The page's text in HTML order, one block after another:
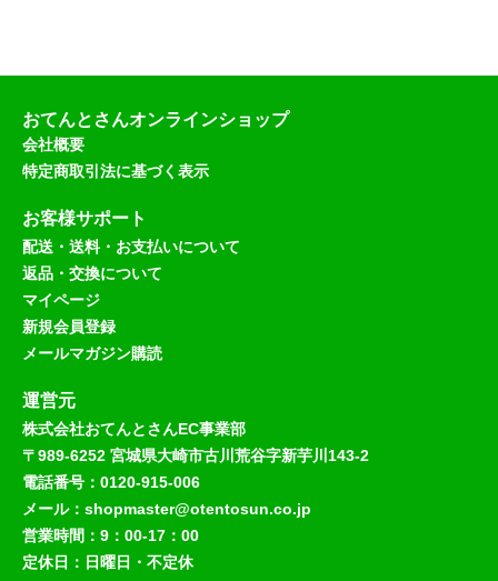
おてんとさんオンラインショップ
会社概要
特定商取引法に基づく表示
お客様サポート
配送・送料・お支払いについて
返品・交換について
マイページ
新規会員登録
メールマガジン購読
運営元
株式会社おてんとさんEC事業部
〒989-6252 宮城県大崎市古川荒谷字新芋川143-2
電話番号：0120-915-006
メール：shopmaster@otentosun.co.jp
営業時間：9：00-17：00
定休日：日曜日・不定休